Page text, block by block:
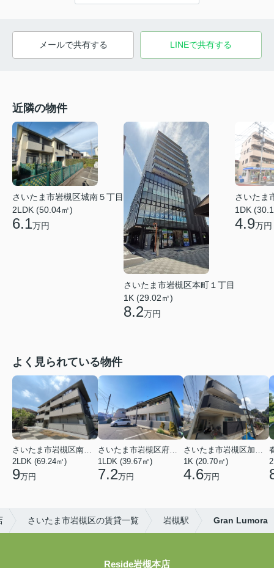
メールで共有する LINEで共有する
近隣の物件
さいたま市岩槻区城南５丁目
2LDK (50.04㎡)
6.1万円
さいたま市岩槻区本町１丁目
1K (29.02㎡)
8.2万円
さいたま
1DK
4.9万円
よく見られている物件
2LDK (69.24㎡)
9万円
1LDK (39.67㎡)
7.2万円
1K (20.70㎡)
4.6万円
さいたま市岩槻区の賃貸一覧 岩槻駅 Gran Lumora
Reside岩槻本店